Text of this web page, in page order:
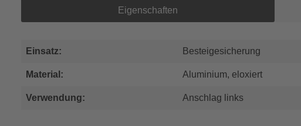
Eigenschaften
Einsatz: Besteigesicherung
Material: Aluminium, eloxiert
Verwendung: Anschlag links